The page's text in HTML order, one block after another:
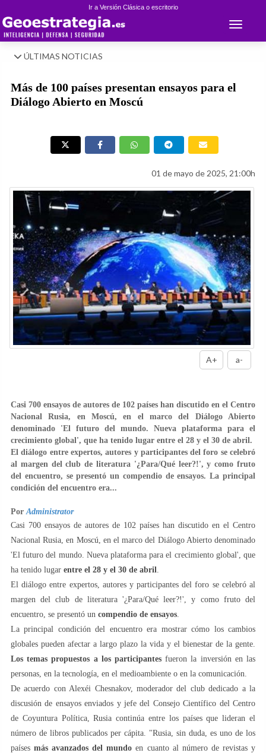
Ir a Versión Clásica o escritorio
Toggle
ÚLTIMAS NOTICIAS
Más de 100 países presentan ensayos para el
Diálogo Abierto en Moscú
01 de mayo de 2025, 21:00h
A+ a-
Casi 700 ensayos de autores de 102 países han discutido en el Centro
Nacional Rusia, en Moscú, en el marco del Diálogo Abierto
denominado 'El futuro del mundo. Nueva plataforma para el
crecimiento global', que ha tenido lugar entre el 28 y el 30 de abril .
El diálogo entre expertos, autores y participantes del foro se celebró
al margen del club de literatura '¿Para/Qué leer?!', y como fruto
del encuentro, se presentó un compendio de ensayos. La principal
condición del encuentro era...
Por Administrator
Casi 700 ensayos de autores de 102 países han discutido en el Centro
Nacional Rusia, en Moscú, en el marco del Diálogo Abierto denominado
'El futuro del mundo. Nueva plataforma para el crecimiento global', que
ha tenido lugar entre el 28 y el 30 de abril
El diálogo entre expertos, autores y participantes del foro se celebró al
margen del club de literatura '¿Para/Qué leer?!', y como fruto del
encuentro, se presentó un compendio de ensayos
La principal condición del encuentro era mostrar cómo los cambios
globales pueden afectar a largo plazo la vida y el bienestar de la gente.
Los temas propuestos a los participantes fueron la inversión en las
personas, en la tecnología, en el medioambiente o en la comunicación.
De acuerdo con Alexéi Chesnakov, moderador del club dedicado a la
discusión de ensayos enviados y jefe del Consejo Científico del Centro
de Coyuntura Política, Rusia continúa entre los países que lideran el
número de libros publicados per cápita. "Rusia, sin duda, es uno de los
paísesmás avanzados del mundo en cuanto al número de revistas y